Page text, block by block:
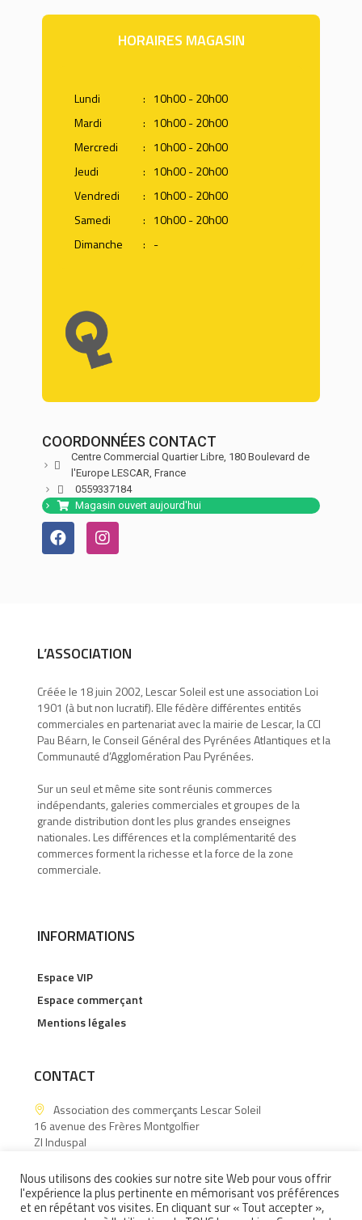
HORAIRES MAGASIN
Lundi : 10h00 - 20h00
Mardi
: 10h00 - 20h00
Mercredi
: 10h00 - 20h00
Jeudi
: 10h00 - 20h00
Vendredi
: 10h00 - 20h00
Samedi
: 10h00 - 20h00
Dimanche
: -
COORDONNÉES CONTACT
Centre Commercial Quartier Libre, 180 Boulevard de
l'Europe LESCAR, France
0559337184
Magasin ouvert aujourd'hui
L’ASSOCIATION
Créée le 18 juin 2002, Lescar Soleil est une association Loi
1901 (à but non lucratif). Elle fédère différentes entités
commerciales en partenariat avec la mairie de Lescar, la CCI
Pau Béarn, le Conseil Général des Pyrénées Atlantiques et la
Communauté d’Agglomération Pau Pyrénées.
Sur un seul et même site sont réunis commerces
indépendants, galeries commerciales et groupes de la
grande distribution dont les plus grandes enseignes
nationales. Les différences et la complémentarité des
commerces forment la richesse et la force de la zone
commerciale.
INFORMATIONS
Espace VIP
Espace commerçant
Mentions légales
CONTACT
Association des commerçants Lescar Soleil
16 avenue des Frères Montgolfier
ZI Induspal
06.15.60.88.43
Contactez-nous !
Nous utilisons des cookies sur notre site Web pour vous offrir
l'expérience la plus pertinente en mémorisant vos préférences
et en répétant vos visites. En cliquant sur « Tout accepter »,